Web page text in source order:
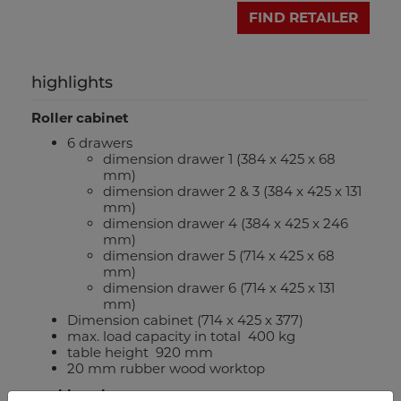
FIND RETAILER
highlights
Roller cabinet
6 drawers
dimension drawer 1 (384 x 425 x 68
mm)
dimension drawer 2 & 3 (384 x 425 x 131
mm)
dimension drawer 4 (384 x 425 x 246
mm)
dimension drawer 5 (714 x 425 x 68
mm)
dimension drawer 6 (714 x 425 x 131
mm)
Dimension cabinet (714 x 425 x 377)
max. load capacity in total 400 kg
table height 920 mm
20 mm rubber wood worktop
workbench